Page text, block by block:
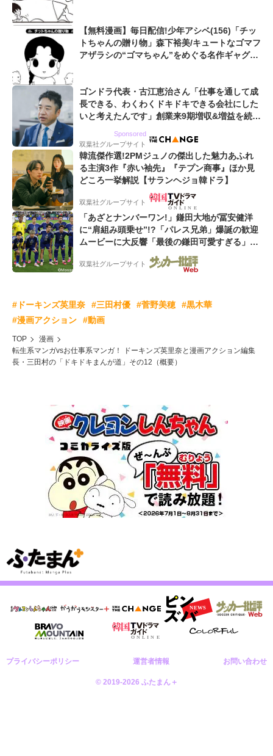
【無料漫画】毎日配信!少年アシベ(156)「チッ
トちゃんの贈り物」森下裕美/キュートなゴマフ
アザラシの“ゴマちゃん”をめぐる名作ギャグ4
ゴンドラ代表・古江恵治さん「仕事を通して成
長できる、わくわくドキドキできる会社にした
いと考えたんです」創業来9期増収&増益を続け
Sponsored
双葉社グループサイト
韓流傑作選!2PMジュノの傑出した魅力あふれ
る主演3作『赤い袖先』『テプン商事』ほか見
どころ一挙解説【サランヘジョ韓ドラ】
双葉社グループサイト
「あざとナンバーワン!」鎌田大地が冨安健洋
に“肩組み頭乗せ”!?「パレス兄弟」爆誕の歓迎
ムービーに大反響「最後の鎌田可愛すぎる」
「粋にも程がある!」
双葉社グループサイト
#ドーキンズ英里奈 #三田村優 #菅野美穂
#黒木華
#漫画アクション
#動画
TOP
漫画
転生系マンガvsお仕事系マンガ！ ドーキンズ英里奈と漫画アクション編集
長・三田村の「ドキドキまんが道」その12（概要）
プライバシーポリシー 運営者情報 お問い合わせ
© 2019-2026 ふたまん＋